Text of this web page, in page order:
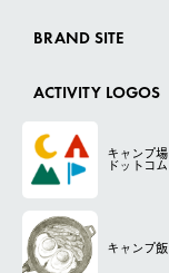
BRAND SITE
ACTIVITY LOGOS
キャンプ場
ドットコム
キャンプ飯